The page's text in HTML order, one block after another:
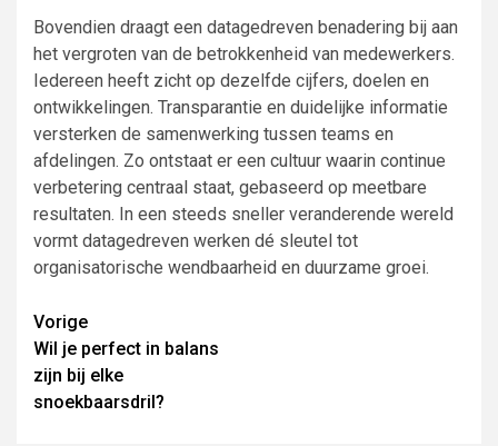
Bovendien draagt een datagedreven benadering bij aan
het vergroten van de betrokkenheid van medewerkers.
Iedereen heeft zicht op dezelfde cijfers, doelen en
ontwikkelingen. Transparantie en duidelijke informatie
versterken de samenwerking tussen teams en
afdelingen. Zo ontstaat er een cultuur waarin continue
verbetering centraal staat, gebaseerd op meetbare
resultaten. In een steeds sneller veranderende wereld
vormt datagedreven werken dé sleutel tot
organisatorische wendbaarheid en duurzame groei.
Lees
verder
Vorige
Wil je perfect in balans
zijn bij elke
snoekbaarsdril?